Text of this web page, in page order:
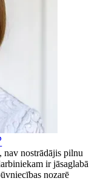
nav nostrādājis pilnu
ir jāsaglabā
nozarē